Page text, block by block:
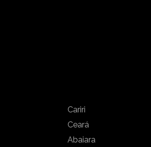
Cariri
Ceará
Abaiara